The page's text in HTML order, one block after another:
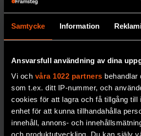
Samtycke Information
Ansvarsfull användning av dina
Vi och våra 1022 partners behandlar
som t.ex. ditt IP-nummer, och
cookies för att lagra och få tillgång till
enhet för att kunna tillhandahålla
innehåll, annons- och
och produktutveckling. Du kan själv
Nytt
frysrum på